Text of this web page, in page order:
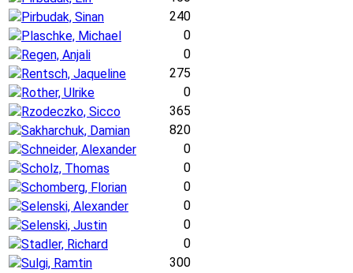
Pirbudak, Sinan
240
Plaschke, Michael
0
Regen, Anjali
0
Rentsch, Jaqueline
275
Rother, Ulrike
0
Rzodeczko, Sicco
365
Sakharchuk, Damian
820
Schneider, Alexander
0
Scholz, Thomas
0
Schomberg, Florian
0
Selenski, Alexander
0
Selenski, Justin
0
Stadler, Richard
0
Sulgi, Ramtin
300